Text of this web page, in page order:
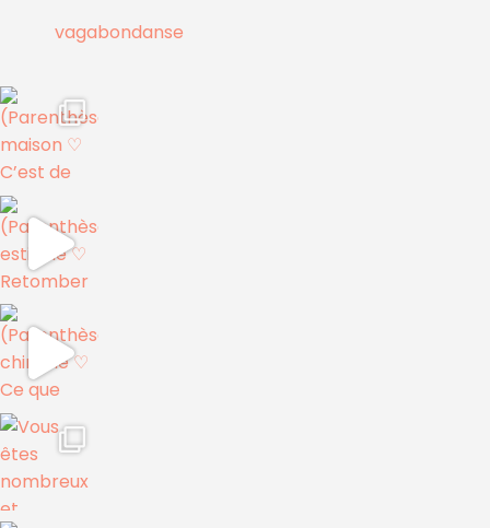
vagabondanse